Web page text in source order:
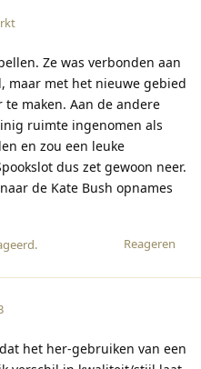
Ze was verbonden aan
maar met het nieuwe gebied
maken. Aan de andere
ruimte ingenomen als
en zou een leuke
dus zet gewoon neer.
de Kate Bush opnames
Reageren
.
het her-gebruiken van een